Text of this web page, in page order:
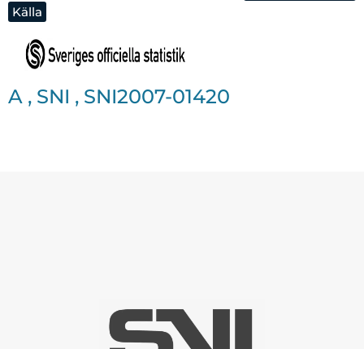
Källa
A , SNI , SNI2007-01420